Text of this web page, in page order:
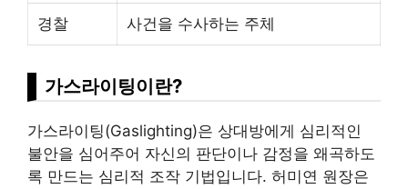
경찰 사건을 수사하는 주체
가스라이팅이란?
가스라이팅(Gaslighting)은 상대방에게 심리적인
불안을 심어주어 자신의 판단이나 감정을 왜곡하도
록 만드는 심리적 조작 기법입니다. 허미연 원장은